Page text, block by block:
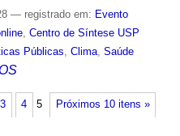
— registrado em: Evento
, Centro de Síntese USP
Públicas, Clima, Saúde
Próximos 10 itens »
3 4 5